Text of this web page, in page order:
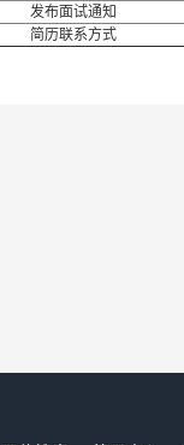
发布面试通知
简历联系方式